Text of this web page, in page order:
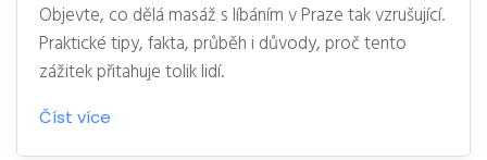
Objevte, co dělá masáž s líbáním v Praze tak vzrušující.
Praktické tipy, fakta, průběh i důvody, proč tento
zážitek přitahuje tolik lidí.
Číst více